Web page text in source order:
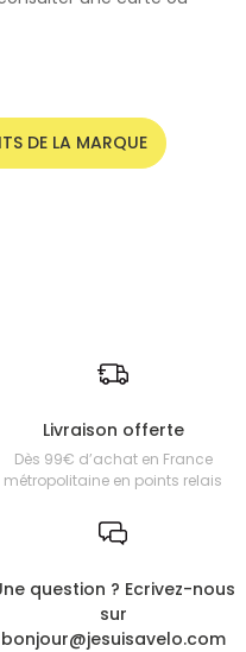
DE LA MARQUE
Livraison offerte
Dès 99€ d’achat en France
métropolitaine en points relais
question ? Ecrivez-nous
sur
bonjour@jesuisavelo.com